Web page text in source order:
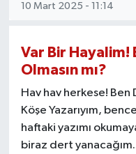
10 Mart 2025 - 11:14
Var Bir Hayalim!
Olmasın mı?
Hav hav herkese!
Köşe Yazarıyım,
haftaki yazımı
biraz dert